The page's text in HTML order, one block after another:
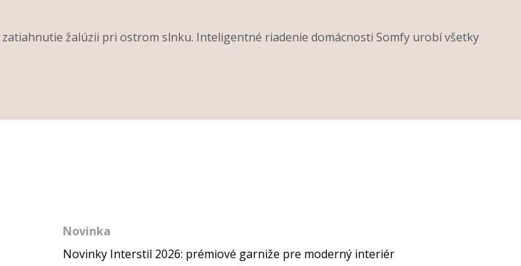
žalúzii pri ostrom slnku. Inteligentné riadenie domácnosti Somfy urobí všetky
Novinka
Novinky Interstil 2026: prémiové garniže pre moderný interiér